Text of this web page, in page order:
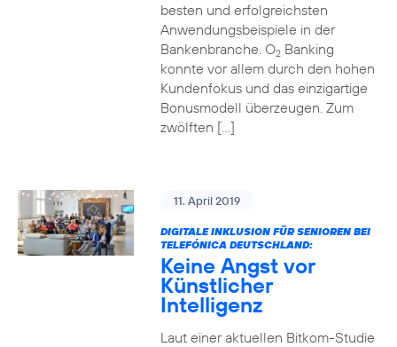
besten und erfolgreichsten
Anwendungsbeispiele in der
Bankenbranche. O2Banking
konnte vor allem durch den hohen
Kundenfokus und das einzigartige
Bonusmodell überzeugen. Zum
zwölften […]
11. April 2019
DIGITALE INKLUSION FÜR SENIOREN BEI
TELEFÓNICA DEUTSCHLAND:
Keine Angst vor
Künstlicher
Intelligenz
Laut einer aktuellen Bitkom-Studie